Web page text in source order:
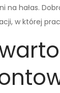
na hałas.
w której